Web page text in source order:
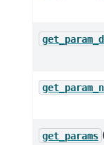
get_params